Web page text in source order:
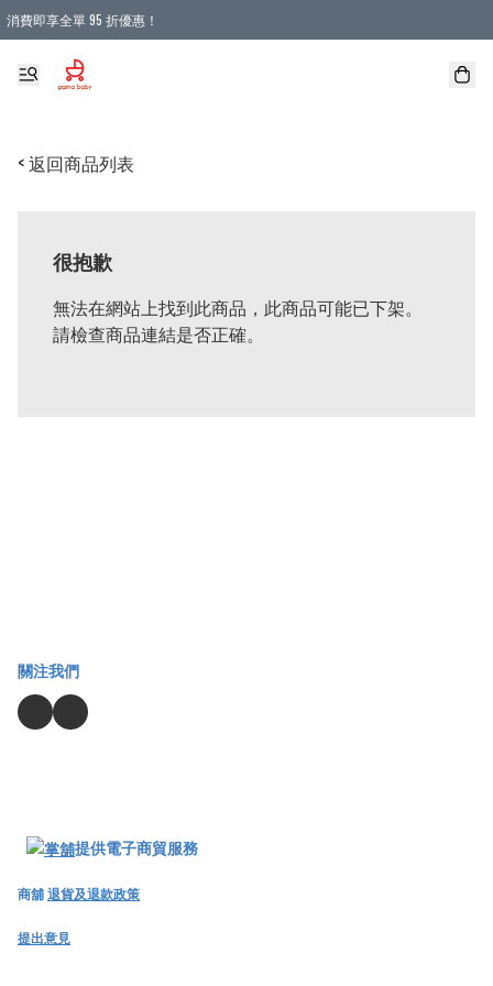
消費即享全單 95 折優惠！
購物滿 HKD 900.00即享免運費優惠！（適用於 本地送貨、本地取貨 )
< 返回商品列表
很抱歉
無法在網站上找到此商品，此商品可能已下架。
請檢查商品連結是否正確。
關注我們
提供電子商貿服務
商舖退貨及退款政策
提出意見